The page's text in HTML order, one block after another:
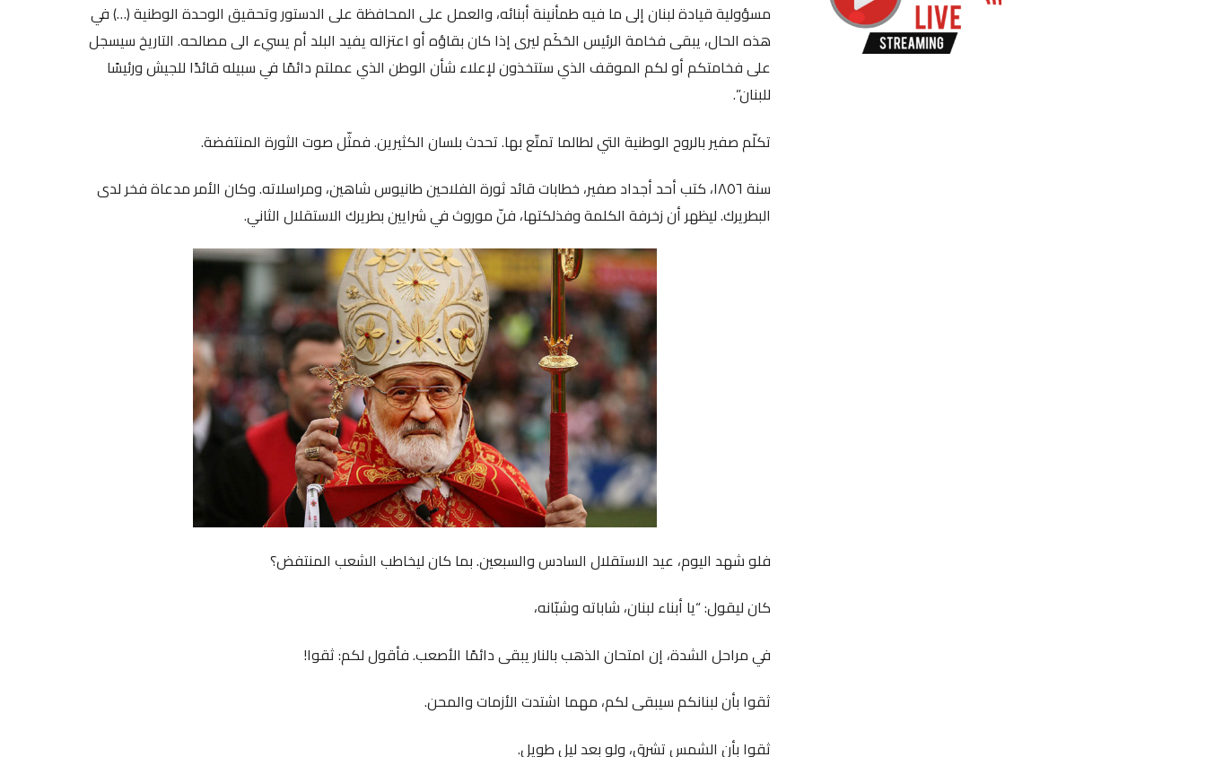
مسؤولية قيادة لبنان إلى ما فيه طمأنينة أبنائه، والعمل على المحافظة على الدستور وتحقيق الوحدة الوطنية (…) في
هذه الحال، يبقى فخامة الرئيس الحَكَم ليرى إذا كان بقاؤه أو اعتزاله يفيد البلد أم يسيء الى مصالحه. التاريخ سيسجل
على فخامتكم أو لكم الموقف الذي ستتخذون لإعلاء شأن الوطن الذي عملتم دائمًا في سبيله قائدًا للجيش ورئيسًا
للبنان”.
تكلّم صفير بالروح الوطنية التي لطالما تمتّع بها. تحدث بلسان الكثيرين. فمثّل صوت الثورة المنتفضة.
سنة ١٨٥٦، كتب أحد أجداد صفير، خطابات قائد ثورة الفلاحين طانيوس شاهين، ومراسلاته. وكان الأمر مدعاة فخر لدى
البطريرك. ليظهر أن زخرفة الكلمة وفذلكتها، فنّ موروث في شرايين بطريرك الاستقلال الثاني.
فلو شهد اليوم، عيد الاستقلال السادس والسبعين. بما كان ليخاطب الشعب المنتفض؟
كان ليقول: “يا أبناء لبنان، شاباته وشبّانه،
في مراحل الشدة، إن امتحان الذهب بالنار يبقى دائمًا الأصعب. فأقول لكم: ثقوا!
ثقوا بأن لبنانكم سيبقى لكم، مهما اشتدت الأزمات والمحن.
ثقوا بأن الشمس تشرق، ولو بعد ليل طويل.